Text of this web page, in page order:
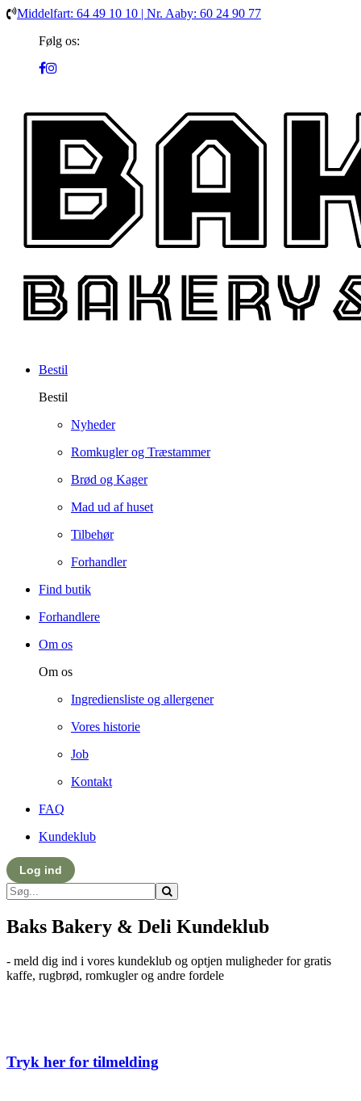
Middelfart: 64 49 10 10 | Nr. Aaby: 60 24 90 77
Følg os:
Bestil
Bestil
Nyheder
Romkugler og Træstammer
Brød og Kager
Mad ud af huset
Tilbehør
Forhandler
Find butik
Forhandlere
Om os
Om os
Ingrediensliste og allergener
Vores historie
Job
Kontakt
FAQ
Kundeklub
Log ind
Baks Bakery & Deli Kundeklub
- meld dig ind i vores kundeklub og optjen muligheder for gratis
kaffe, rugbrød, romkugler og andre fordele
Tryk her for tilmelding